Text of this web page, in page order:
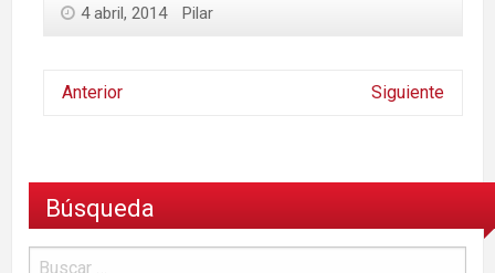
4 abril, 2014 Pilar
Anterior Siguiente
Búsqueda